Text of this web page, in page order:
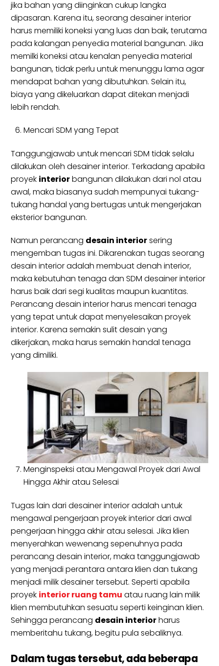
jika bahan yang diinginkan cukup langka
dipasaran. Karena itu, seorang desainer interior
harus memiliki koneksi yang luas dan baik, terutama
pada kalangan penyedia material bangunan. Jika
memilki koneksi atau kenalan penyedia material
bangunan, tidak perlu untuk menunggu lama agar
mendapat bahan yang dibutuhkan. Selain itu,
biaya yang dikeluarkan dapat ditekan menjadi
lebih rendah.
Mencari SDM yang Tepat
Tanggungjawab untuk mencari SDM tidak selalu
dilakukan oleh desainer interior. Terkadang apabila
proyek interiorbangunan dilakukan dari nol atau
awal, maka biasanya sudah mempunyai tukang-
tukang handal yang bertugas untuk mengerjakan
eksterior bangunan.
Namun perancang desain interiorsering
mengemban tugas ini. Dikarenakan tugas seorang
desain interior adalah membuat denah interior,
maka kebutuhan tenaga dan SDM desainer interior
harus baik dari segi kualitas maupun kuantitas.
Perancang desain interior harus mencari tenaga
yang tepat untuk dapat menyelesaikan proyek
interior. Karena semakin sulit desain yang
dikerjakan, maka harus semakin handal tenaga
yang dimiliki.
Menginspeksi atau Mengawal Proyek dari Awal
Hingga Akhir atau Selesai
Tugas lain dari desainer interior adalah untuk
mengawal pengerjaan proyek interior dari awal
pengerjaan hingga akhir atau selesai. Jika klien
menyerahkan wewenang sepenuhnya pada
perancang desain interior, maka tanggungjawab
yang menjadi perantara antara klien dan tukang
menjadi milik desainer tersebut. Seperti apabila
proyek interior ruang tamu atau ruang lain milik
klien membutuhkan sesuatu seperti keinginan klien.
Sehingga perancang desain interiorharus
memberitahu tukang, begitu pula sebaliknya.
Dalam tugas tersebut, ada beberapa